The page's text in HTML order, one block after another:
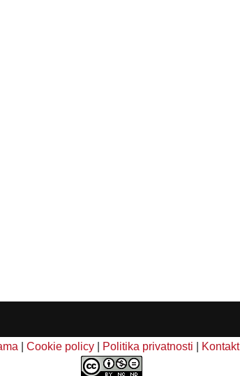
Cookie policy Politika privatnosti Kontakt